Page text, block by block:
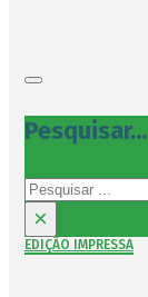
Pesquisar...
Pesquisar
×
EDIÇÃO IMPRESSA